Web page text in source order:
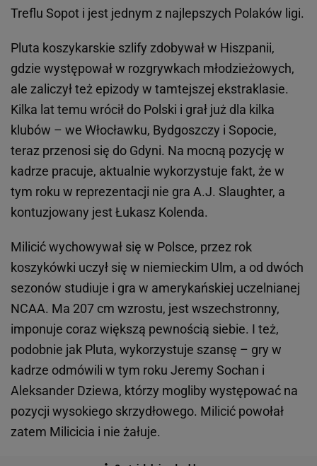
Treflu Sopot i jest jednym z najlepszych Polaków ligi.
Pluta koszykarskie szlify zdobywał w Hiszpanii,
gdzie występował w rozgrywkach młodzieżowych,
ale zaliczył też epizody w tamtejszej ekstraklasie.
Kilka lat temu wrócił do Polski i grał już dla kilka
klubów – we Włocławku, Bydgoszczy i Sopocie,
teraz przenosi się do Gdyni. Na mocną pozycję w
kadrze pracuje, aktualnie wykorzystuje fakt, że w
tym roku w reprezentacji nie gra A.J. Slaughter, a
kontuzjowany jest Łukasz Kolenda.
Milicić wychowywał się w Polsce, przez rok
koszykówki uczył się w niemieckim Ulm, a od dwóch
sezonów studiuje i gra w amerykańskiej uczelnianej
NCAA. Ma 207 cm wzrostu, jest wszechstronny,
imponuje coraz większą pewnością siebie. I też,
podobnie jak Pluta, wykorzystuje szansę – gry w
kadrze odmówili w tym roku Jeremy Sochan i
Aleksander Dziewa, którzy mogliby występować na
pozycji wysokiego skrzydłowego. Milicić powołał
zatem Milicicia i nie żałuje.